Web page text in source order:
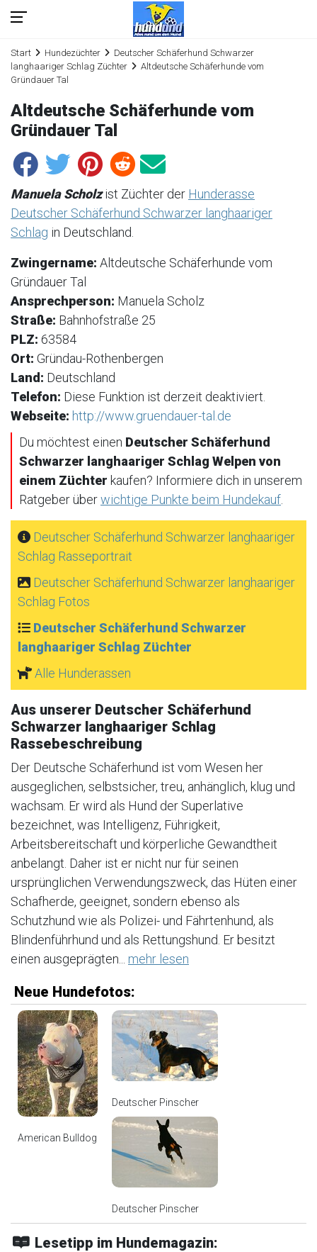
Start Hundezüchter
Deutscher Schäferhund Schwarzer
langhaariger Schlag Züchter
Altdeutsche Schäferhunde vom
Gründauer Tal
Altdeutsche Schäferhunde vom
Gründauer Tal
Manuela Scholzist Züchter der Hunderasse
Deutscher Schäferhund Schwarzer langhaariger
Schlag in Deutschland.
Zwingername: Altdeutsche Schäferhunde vom
Gründauer Tal
Ansprechperson: Manuela Scholz
Straße: Bahnhofstraße 25
PLZ: 63584
Ort: Gründau-Rothenbergen
Land: Deutschland
Telefon: Diese Funktion ist derzeit deaktiviert.
Webseite: http://www.gruendauer-tal.de
Du möchtest einen Deutscher Schäferhund
Schwarzer langhaariger Schlag Welpen von
einem Züchter kaufen? Informiere dich in unserem
Ratgeber überwichtige Punkte beim Hundekauf
Deutscher Schäferhund Schwarzer langhaariger
Schlag Rasseportrait
Deutscher Schäferhund Schwarzer langhaariger
Schlag Fotos
Deutscher Schäferhund Schwarzer
langhaariger Schlag Züchter
Alle Hunderassen
Aus unserer Deutscher Schäferhund
Schwarzer langhaariger Schlag
Rassebeschreibung
Der Deutsche Schäferhund ist vom Wesen her
ausgeglichen, selbstsicher, treu, anhänglich, klug und
wachsam. Er wird als Hund der Superlative
bezeichnet, was Intelligenz, Führigkeit,
Arbeitsbereitschaft und körperliche Gewandtheit
anbelangt. Daher ist er nicht nur für seinen
ursprünglichen Verwendungszweck, das Hüten einer
Schafherde, geeignet, sondern ebenso als
Schutzhund wie als Polizei- und Fährtenhund, als
Blindenführhund und als Rettungshund. Er besitzt
einen ausgeprägten... mehr lesen
Neue Hundefotos:
American Bulldog
Deutscher Pinscher
Deutscher Pinscher
Lesetipp im Hundemagazin: